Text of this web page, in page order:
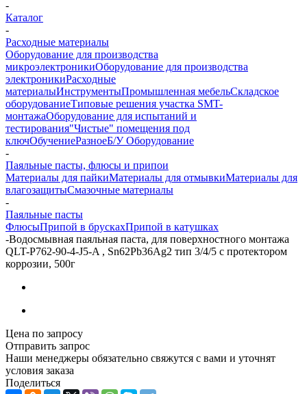
-
Каталог
-
Расходные материалы
Оборудование для производства
микроэлектроникиОборудование для производства
электроникиРасходные
материалыИнструментыПромышленная мебельСкладское
оборудованиеТиповые решения участка SMT-
монтажаОборудование для испытаний и
тестирования"Чистые" помещения под
ключОбучениеРазноеБ/У Оборудование
-
Паяльные пасты, флюсы и припои
Материалы для пайкиМатериалы для отмывкиМатериалы для
влагозащитыСмазочные материалы
-
Паяльные пасты
ФлюсыПрипой в брускахПрипой в катушках
-Водосмывная паяльная паста, для поверхностного монтажа
QLT-P762-90-4-J5-A , Sn62Pb36Ag2 тип 3/4/5 с протектором
коррозии, 500г
Цена по запросу
Отправить запрос
Наши менеджеры обязательно свяжутся с вами и уточнят
условия заказа
Поделиться